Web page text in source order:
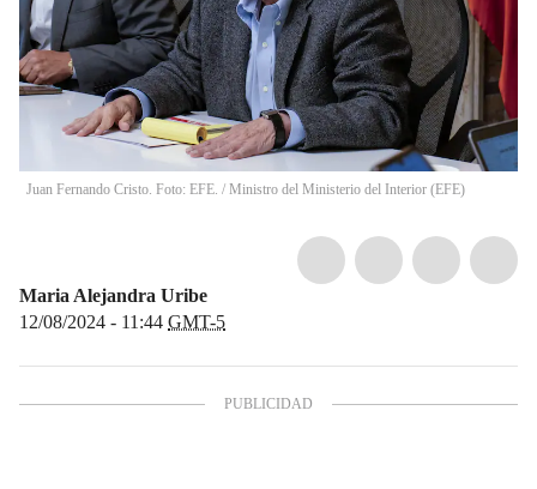
Juan Fernando Cristo. Foto: EFE. / Ministro del Ministerio del Interior (EFE)
Maria Alejandra Uribe
12/08/2024 - 11:44 GMT-5